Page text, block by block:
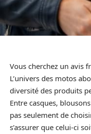
Vous cherchez un avis
L’univers des motos
diversité des produits
Entre casques,
pas seulement de
s’assurer que celui-ci